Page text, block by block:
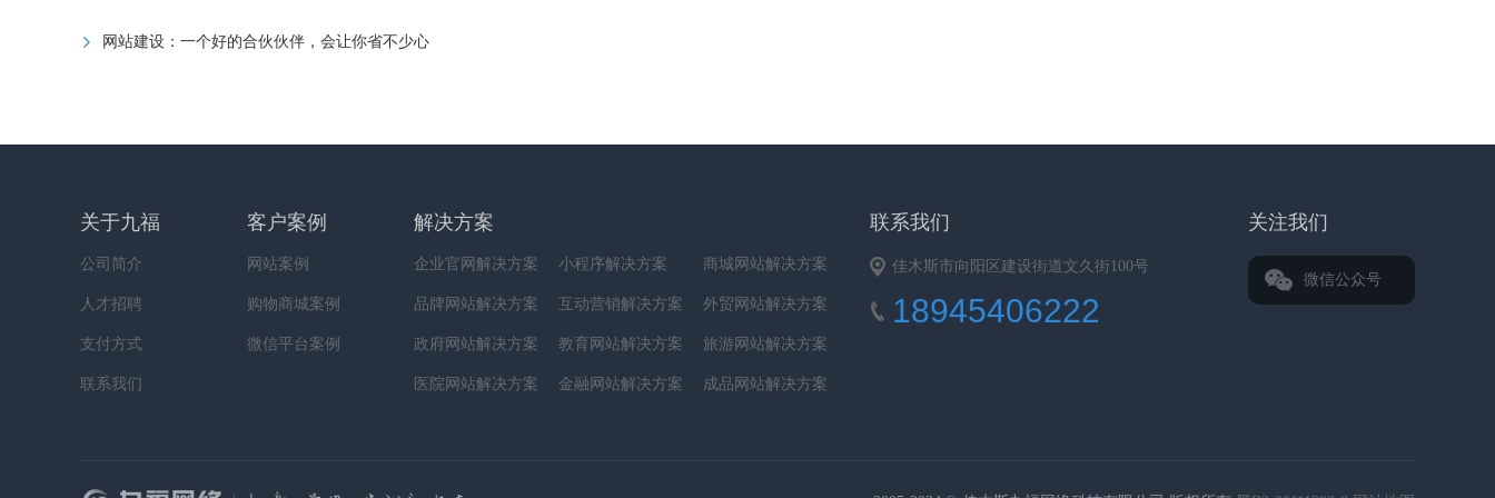
网站建设：一个好的合伙伙伴，会让你省不少心
关于九福
公司简介
人才招聘
支付方式
联系我们
客户案例
网站案例
购物商城案例
微信平台案例
解决方案
企业官网解决方案 小程序解决方案 商城网站解决方案
品牌网站解决方案 互动营销解决方案 外贸网站解决方案
政府网站解决方案 教育网站解决方案 旅游网站解决方案
医院网站解决方案 金融网站解决方案 成品网站解决方案
联系我们
佳木斯市向阳区建设街道文久街100号
18945406222
关注我们
微信公众号